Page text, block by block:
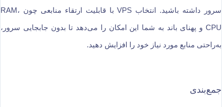
سرور داشته باشید. انتخاب VPS با قابلیت ارتقاء منابعی چون RAM،
CPU و پهنای باند به شما این امکان را می‌دهد تا بدون جابجایی سرور،
به‌راحتی منابع مورد نیاز خود را افزایش دهید.
جمع‌بندی